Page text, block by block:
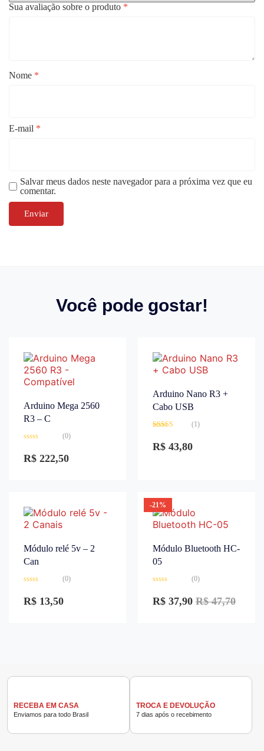
Sua avaliação sobre o produto *
Nome *
E-mail *
Salvar meus dados neste navegador para a próxima vez que eu
comentar.
Você pode gostar!
Arduino Mega 2560
R3 – C
0
de
(0)
R$ 222,50
Arduino Nano R3 +
Cabo USB
3.00 de
5
(1)
R$ 43,80
Módulo relé 5v – 2
Can
0
de
(0)
R$ 13,50
-21%
Módulo Bluetooth HC-
05
0
de
(0)
R$47,70
R$ 37,90
RECEBA EM CASA
Enviamos para todo Brasil
TROCA E DEVOLUÇÃO
7 dias após o recebimento